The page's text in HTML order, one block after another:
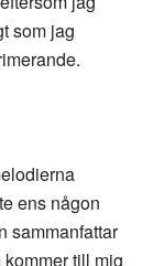
som jag
ens någon
sammanfattar
till mig